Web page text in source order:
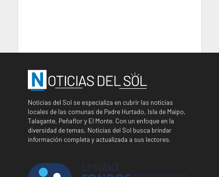
Noticias del Sol se especializa en cubrir las noticias
locales de las comunas de Padre Hurtado, Isla de Maipo,
Talagante, Peñaflor y El Monte. Con un enfoque en la
diversidad de temas, Noticias del Sol busca brindar
información completa y actualizada a sus lectores.